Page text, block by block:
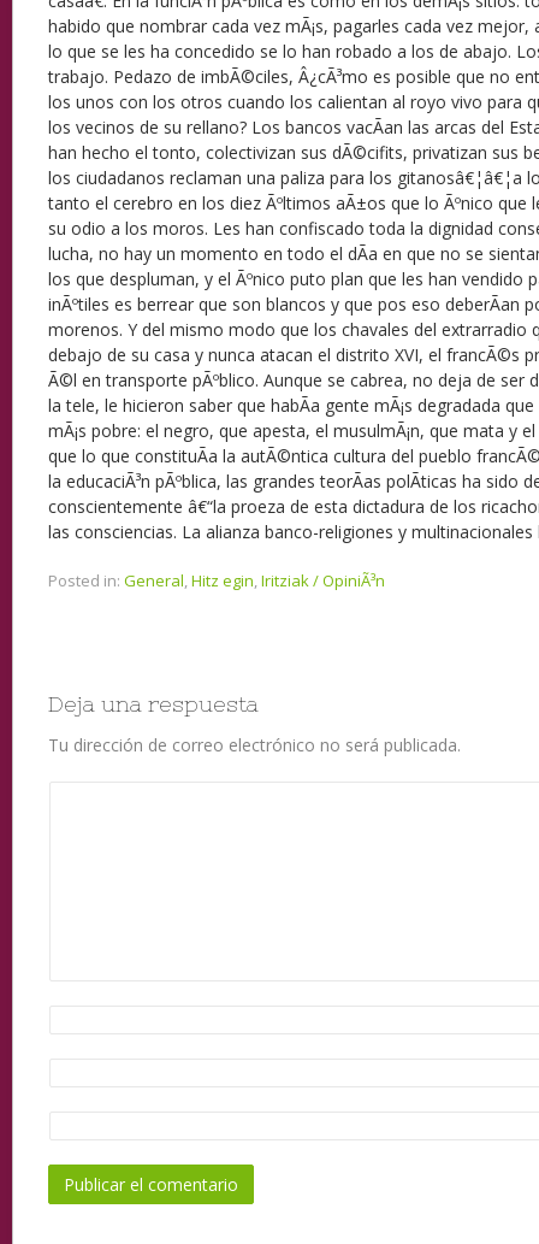
habido que nombrar cada vez mÃ¡s, pagarles cada vez
lo que se les ha concedido se lo han robado a los de abajo.
trabajo. Pedazo de imbÃ©ciles, Â¿cÃ³mo es posible que no
los unos con los otros cuando los calientan al royo vivo para
los vecinos de su rellano? Los bancos vacÃ­an las arcas del
han hecho el tonto, colectivizan sus dÃ©cifits, privatizan sus
los ciudadanos reclaman una paliza para los gitanosâ€¦â€¦a
tanto el cerebro en los diez Ãºltimos aÃ±os que lo Ãºnico que
su odio a los moros. Les han confiscado toda la dignidad
lucha, no hay un momento en todo el dÃ­a en que no se
los que despluman, y el Ãºnico puto plan que les han vendido
inÃºtiles es berrear que son blancos y que pos eso deberÃ­an
morenos. Y del mismo modo que los chavales del extrarradio
debajo de su casa y nunca atacan el distrito XVI, el francÃ©s
Ã©l en transporte pÃºblico. Aunque se cabrea, no deja de ser
la tele, le hicieron saber que habÃ­a gente mÃ¡s degradada
mÃ¡s pobre: el negro, que apesta, el musulmÃ¡n, que mata y
que lo que constituÃ­a la autÃ©ntica cultura del pueblo
la educaciÃ³n pÃºblica, las grandes teorÃ­as polÃ­ticas ha sido
conscientemente â€“la proeza de esta dictadura de los
las consciencias. La alianza banco-religiones y
Posted in: General,Hitz egin,Iritziak / OpiniÃ³n
Deja una respuesta
Tu dirección de correo electrónico no será publicada.